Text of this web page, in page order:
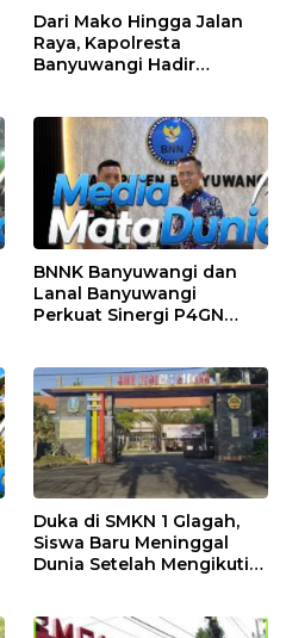
Dari Mako Hingga Jalan
Raya, Kapolresta
Banyuwangi Hadir
Masyarakat
BNNK Banyuwangi dan
Lanal Banyuwangi
Perkuat Sinergi P4GN
Duka di SMKN 1 Glagah,
Siswa Baru Meninggal
Dunia Setelah Mengikuti